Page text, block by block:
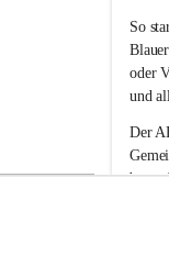
u
l
L
a
u
b
e
g
So
oder
und
Der